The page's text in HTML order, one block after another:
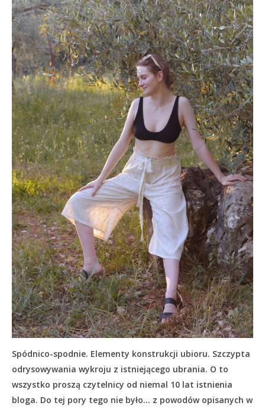
Spódnico-spodnie. Elementy konstrukcji ubioru. Szczypta
odrysowywania wykroju z istniejącego ubrania. O to
wszystko proszą czytelnicy od niemal 10 lat istnienia
bloga. Do tej pory tego nie było… z powodów opisanych w